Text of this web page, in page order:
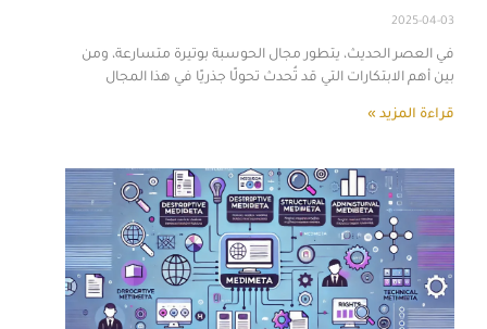
2025-04-03
في العصر الحديث، يتطور مجال الحوسبة بوتيرة متسارعة، ومن
بين أهم الابتكارات التي قد تُحدث تحولًا جذريًا في هذا المجال
قراءة المزيد »